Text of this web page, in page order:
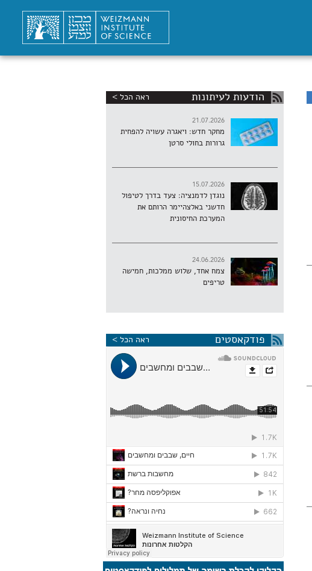
הודעות לעיתונות ראה הכל >
21.07.2026
מחקר חדש: ויאגרה עשויה להפחית
גרורות בחולי סרטן
15.07.2026
נוגדן לדמנציה: צעד בדרך לטיפול
חדשני באלצהיימר הרותם את
המערכת החיסונית
24.06.2026
צמח אחד, שלוש ממלכות, חמישה
טריפים
פודקאסטים ראה הכל >